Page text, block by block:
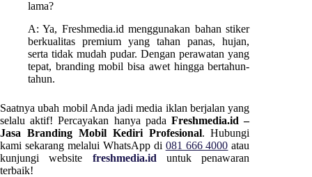
lama?
A: Ya, Freshmedia.id menggunakan bahan stiker
berkualitas premium yang tahan panas, hujan,
serta tidak mudah pudar. Dengan perawatan yang
tepat, branding mobil bisa awet hingga bertahun-
tahun.
Saatnya ubah mobil Anda jadi media iklan berjalan yang
selalu aktif! Percayakan hanya padaFreshmedia.id –
Jasa Branding Mobil Kediri Profesional. Hubungi
kami sekarang melalui WhatsApp di 081 666 4000 atau
kunjungi website freshmedia.id untuk penawaran
terbaik!